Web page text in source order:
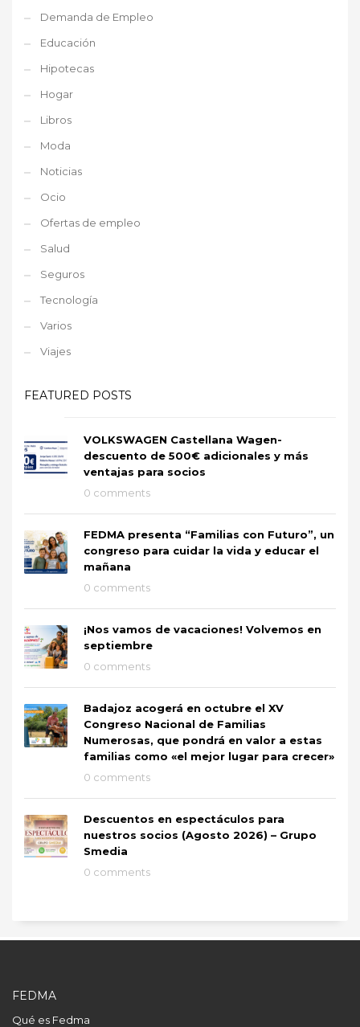
Demanda de Empleo
Educación
Hipotecas
Hogar
Libros
Moda
Noticias
Ocio
Ofertas de empleo
Salud
Seguros
Tecnología
Varios
Viajes
FEATURED POSTS
VOLKSWAGEN Castellana Wagen-
descuento de 500€ adicionales y más
ventajas para socios
0 comments
FEDMA presenta “Familias con Futuro”, un
congreso para cuidar la vida y educar el
mañana
0 comments
¡Nos vamos de vacaciones! Volvemos en
septiembre
0 comments
Badajoz acogerá en octubre el XV
Congreso Nacional de Familias
Numerosas, que pondrá en valor a estas
familias como «el mejor lugar para crecer»
0 comments
Descuentos en espectáculos para
nuestros socios (Agosto 2026) – Grupo
Smedia
0 comments
FEDMA
Qué es Fedma